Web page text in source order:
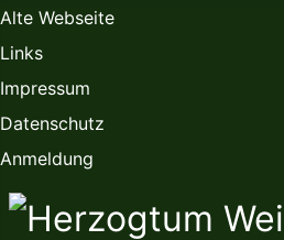
Alte Webseite
Links
Impressum
Datenschutz
Anmeldung